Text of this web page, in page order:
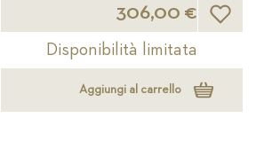
306,00 €
Disponibilità limitata
Aggiungi al carrello